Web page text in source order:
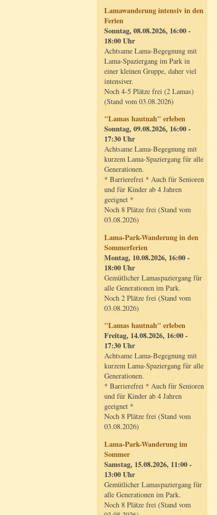
Lamawanderung intensiv in den
Ferien
Sonntag, 08.08.2026, 16:00 -
18:00 Uhr
Achtsame Lama-Begegnung mit
Lama-Spaziergang im Park in
einer kleinen Gruppe, daher viel
intensiver.
Noch 4-5 Plätze frei (2 Lamas)
(Stand vom 03.08.2026)
"Lamas hautnah" erleben
Sonntag, 09.08.2026, 16:00 -
17:30 Uhr
Achtsame Lama-Begegnung mit
kurzem Lama-Spaziergang für alle
Generationen.
* Barrierefrei * Auch für Senioren
und für Kinder ab 4 Jahren
geeignet *
Noch 8 Plätze frei (Stand vom
03.08.2026)
Lama-Park-Wanderung in den
Sommerferien
Montag, 10.08.2026, 16:00 -
18:00 Uhr
Gemütlicher Lamaspaziergang für
alle Generationen im Park.
Noch 2 Plätze frei (Stand vom
03.08.2026)
"Lamas hautnah" erleben
Freitag, 14.08.2026, 16:00 -
17:30 Uhr
Achtsame Lama-Begegnung mit
kurzem Lama-Spaziergang für alle
Generationen.
* Barrierefrei * Auch für Senioren
und für Kinder ab 4 Jahren
geeignet *
Noch 8 Plätze frei (Stand vom
03.08.2026)
Lama-Park-Wanderung im
Sommer
Samstag, 15.08.2026, 11:00 -
13:00 Uhr
Gemütlicher Lamaspaziergang für
alle Generationen im Park.
Noch 8 Plätze frei (Stand vom